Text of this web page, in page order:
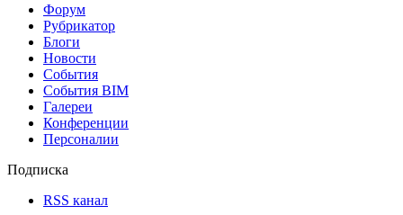
Форум
Рубрикатор
Блоги
Новости
События
События BIM
Галереи
Конференции
Персоналии
Подписка
RSS канал